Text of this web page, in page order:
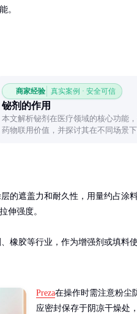
。
商家经验 真实案例 · 安全可信
铋剂的作用
本文解析铋剂在医疗领域的核心功能
药物联用价值，并探讨其在不同场景
的遮盖力和耐久性，用量约占涂
伸强度。
橡胶等行业，作为增强剂或填料
Preza在操作时需注意粉尘
应密封保存于阴凉干燥处